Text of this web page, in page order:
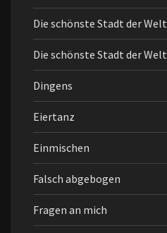
Die schönste Stadt der Welt
Die schönste Stadt der Welt
Dingens
Eiertanz
Einmischen
Falsch abgebogen
Fragen an mich